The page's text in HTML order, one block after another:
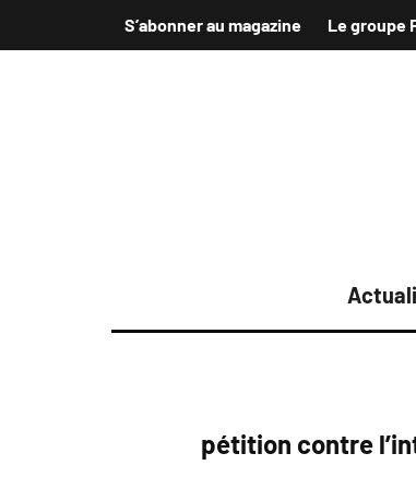
S’abonner au magazine Le groupe
pétition contre